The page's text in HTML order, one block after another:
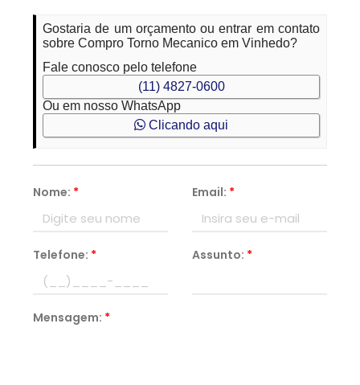
Gostaria de um orçamento ou entrar em contato
sobre Compro Torno Mecanico em Vinhedo?
Fale conosco pelo telefone
(11) 4827-0600
Ou em nosso WhatsApp
Clicando aqui
Nome: * Email: *
Telefone: * Assunto: *
Mensagem: *